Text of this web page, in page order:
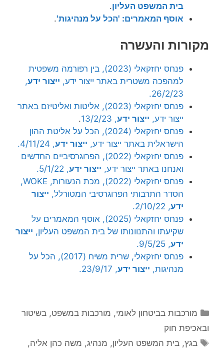
בית המשפט העליון.
אוסף המאמרים: 'הכל על מנהיגות'.
מקורות והעשרה
פנחס יחזקאלי (2023), בין רפורמה משפטית
למהפכה משטרית באתר ייצור ידע, ייצור ידע,
26/2/23.
פנחס יחזקאלי (2023), אליטות ואליטיזם באתר
ייצור ידע, ייצור ידע, 13/2/23
.
פנחס יחזקאלי (2024), הכל על אליטת ההון
הישראלית באתר ייצור ידע, ייצור ידע, 4/11/24.
פנחס יחזקאלי (2022), הפרוגרסיביים החדשים
ואנחנו באתר ייצור ידע, ייצור ידע, 5/1/22.
פנחס יחזקאלי (2022), מכת הנעורות, WOKE,
הסדר התרבותי הפרוגרסיבי המטורלל, ייצור
ידע, 2/10/22.
פנחס יחזקאלי (2025), אוסף המאמרים על
שקיעתו והתנוונותו של בית המשפט העליון, ייצור
ידע, 9/5/25.
פנחס יחזקאלי, שרית משיח (2017), הכל על
מנהיגות, ייצור ידע, 23/9/17.
קטגוריות
מורכבות בביטחון לאומי, מורכבות במשפט, בשיטור
ובאכיפת חוק
תגיות
בגץ,בית המשפט העליון, מנהיג, משה כהן אליה,